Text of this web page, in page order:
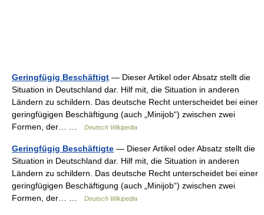
Geringfügig Beschäftigt — Dieser Artikel oder Absatz stellt die
Situation in Deutschland dar. Hilf mit, die Situation in anderen
Ländern zu schildern. Das deutsche Recht unterscheidet bei einer
geringfügigen Beschäftigung (auch „Minijob“) zwischen zwei
Formen, der… …
Deutsch Wikipedia
Geringfügig Beschäftigte — Dieser Artikel oder Absatz stellt die
Situation in Deutschland dar. Hilf mit, die Situation in anderen
Ländern zu schildern. Das deutsche Recht unterscheidet bei einer
geringfügigen Beschäftigung (auch „Minijob“) zwischen zwei
Formen, der… …
Deutsch Wikipedia